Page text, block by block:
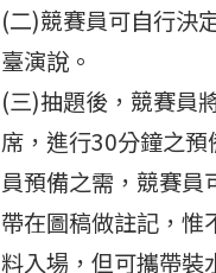
(二)競賽員可自行決
臺演說。
(三)抽題後，競賽員
席，進行30分鐘之
員預備之需，競賽員
帶在圖稿做註記，惟
料入場，但可攜帶裝